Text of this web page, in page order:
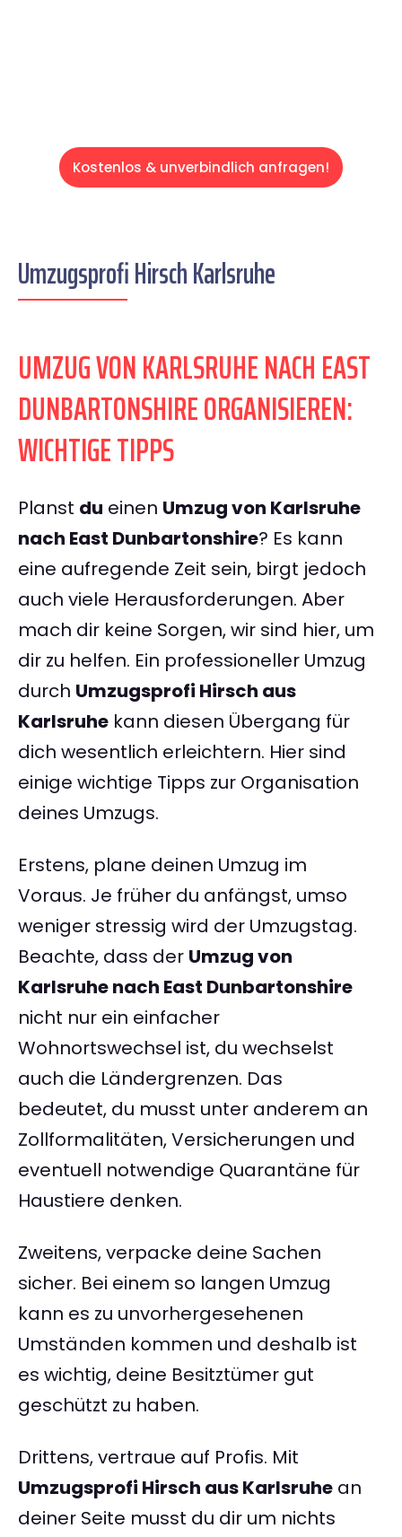
Kostenlos & unverbindlich anfragen!
Umzugsprofi Hirsch Karlsruhe
UMZUG VON KARLSRUHE NACH EAST
DUNBARTONSHIRE ORGANISIEREN:
WICHTIGE TIPPS
Planst du einen Umzug von Karlsruhe
nach East Dunbartonshire? Es kann
eine aufregende Zeit sein, birgt jedoch
auch viele Herausforderungen. Aber
mach dir keine Sorgen, wir sind hier, um
dir zu helfen. Ein professioneller Umzug
durch Umzugsprofi Hirsch aus
Karlsruhe kann diesen Übergang für
dich wesentlich erleichtern. Hier sind
einige wichtige Tipps zur Organisation
deines Umzugs.
Erstens, plane deinen Umzug im
Voraus. Je früher du anfängst, umso
weniger stressig wird der Umzugstag.
Beachte, dass der Umzug von
Karlsruhe nach East Dunbartonshire
nicht nur ein einfacher
Wohnortswechsel ist, du wechselst
auch die Ländergrenzen. Das
bedeutet, du musst unter anderem an
Zollformalitäten, Versicherungen und
eventuell notwendige Quarantäne für
Haustiere denken.
Zweitens, verpacke deine Sachen
sicher. Bei einem so langen Umzug
kann es zu unvorhergesehenen
Umständen kommen und deshalb ist
es wichtig, deine Besitztümer gut
geschützt zu haben.
Drittens, vertraue auf Profis. Mit
Umzugsprofi Hirsch aus Karlsruhe an
deiner Seite musst du dir um nichts